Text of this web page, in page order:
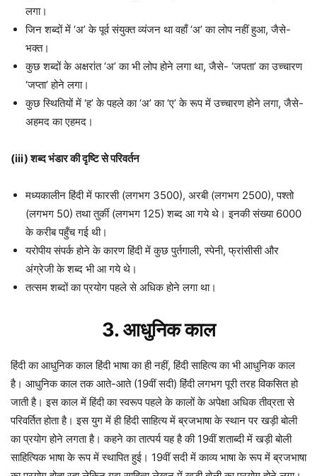
लगा।
जिन शब्दों में ‘अ’ के पूर्व संयुक्त व्यंजन था वहाँ ‘अ’ का लोप नहीं हुआ, जैसे-
भक्त।
कुछ शब्दों के अक्षरांत ‘अ’ का भी लोप होने लगा था, जैसे- ‘जपता’ का उच्चारण
‘जप्ता’ होने लगा।
कुछ स्थितियों में ‘ह’ के पहले का ‘अ’ का ‘ए’ के रूप में उच्चारण होने लगा, जैसे-
अहमद का एहमद।
(iii)शब्द भंडार की दृष्टि से परिवर्तन
मध्यकालीन हिंदी में फारसी (लगभग 3500), अरबी (लगभग 2500), पश्तो
(लगभग 50) तथा तुर्की (लगभग 125) शब्द आ गये थे। इनकी संख्या 6000
के करीब पहुँच गई थी।
यरोपीय संपर्क होने के कारण हिंदी में कुछ पुर्तगाली, स्पेनी, फ्रांसीसी और
अंग्रेजी के शब्द भी आ गये थे।
तत्सम शब्दों का प्रयोग पहले से अधिक होने लगा था।
3. आधुनिक काल
हिंदी का आधुनिक काल हिंदी भाषा का ही नहीं, हिंदी साहित्य का भी आधुनिक काल
है। आधुनिक काल तक आते-आते (19वीं सदी) हिंदी लगभग पूरी तरह विकसित हो
जाती है। इस काल में हिंदी का स्वरूप पहले के कालों के अपेक्षा अधिक तीव्रता से
परिवर्तित होता है। इस युग में ही हिंदी साहित्य में ब्रजभाषा के स्थान पर खड़ी बोली
का प्रयोग होने लगता है। कहने का तात्पर्य यह है की 19वीं शताब्दी में खड़ी बोली
साहित्यिक भाषा के रूप में स्थापित हुई। 19वीं सदी में काव्य भाषा के रूप में ब्रजभाषा